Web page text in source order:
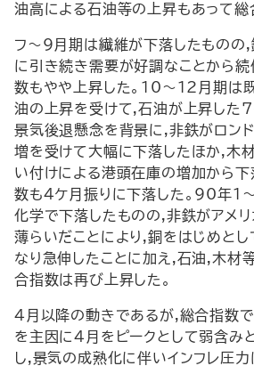
油高による石油等の上昇もあって総
フ～9月期は繊維が下落したものの
に引き続き需要が好調なことから
数もやや上昇した。10～12月期は
油の上昇を受けて,石油が上昇した7
景気後退懸念を背景に,非鉄がロン
増を受けて大幅に下落したほか,木
い付けによる港頭在庫の増加から
数も4ケ月振りに下落した。90年1
化学で下落したものの,非鉄がアメ
薄らいだことにより,銅をはじめと
なり急伸したことに加え,石油,木材
合指数は再び上昇した。
4月以降の動きであるが,総合指数
を主因に4月をピークとして弱含み
し,景気の成熟化に伴いインフレ圧